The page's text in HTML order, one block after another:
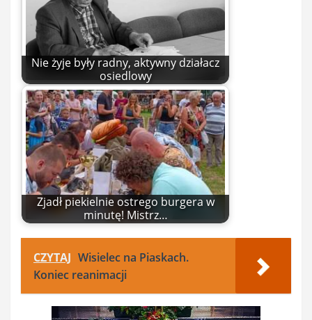
Nie żyje były radny, aktywny działacz
osiedlowy
Zjadł piekielnie ostrego burgera w
minutę! Mistrz…
CZYTAJ Wisielec na Piaskach.
Koniec reanimacji